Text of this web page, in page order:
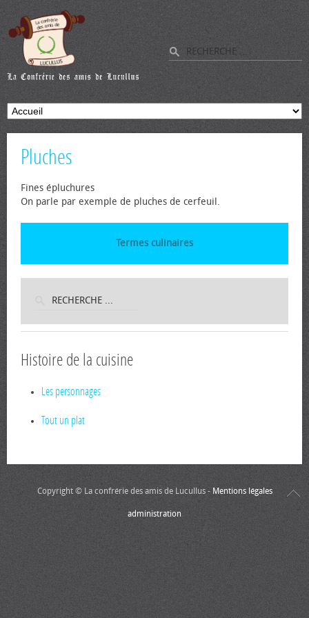
Pluches
Fines épluchures
On parle par exemple de pluches de cerfeuil.
Termes culinaires
Histoire de la cuisine
Les personnages
Tout un plat
Copyright © La confrérie des amis de Lucullus - Mentions légales
administration